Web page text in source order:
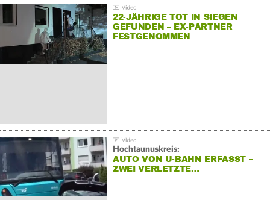
22-JÄHRIGE TOT IN SIEGEN
GEFUNDEN – EX-PARTNER
FESTGENOMMEN
Hochtaunuskreis:
AUTO VON U-BAHN ERFASST –
ZWEI VERLETZTE…